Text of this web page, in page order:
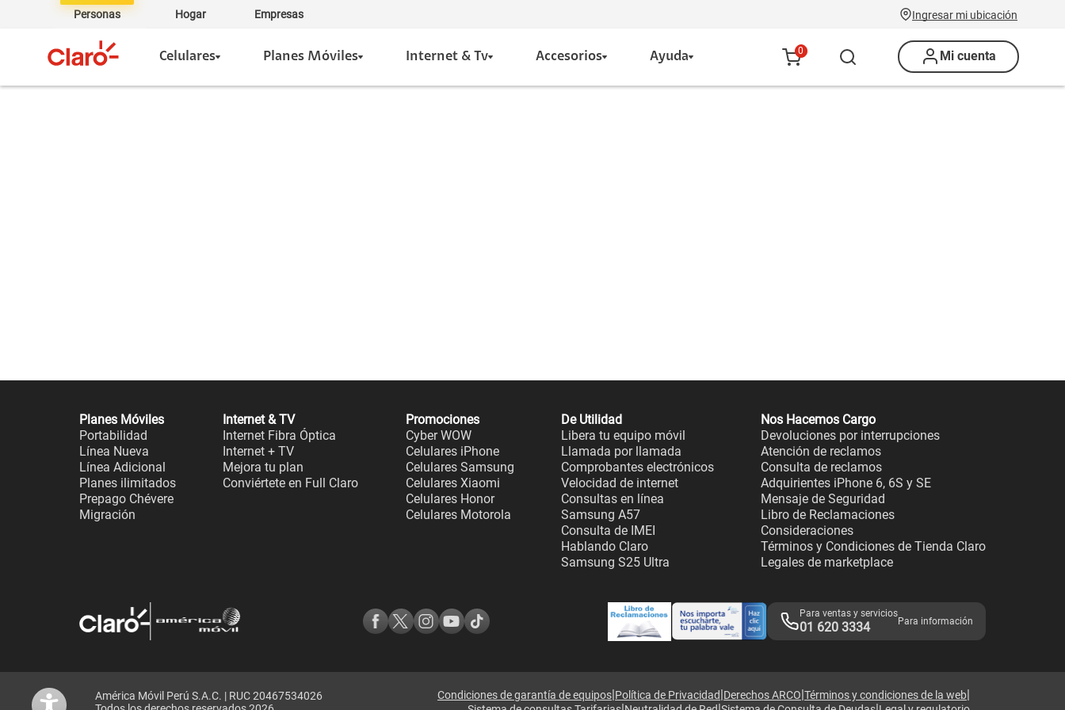
Personas Hogar Empresas Ingresar mi ubicación
Celulares Planes Móviles Internet & Tv Accesorios Ayuda 0 Mi cuenta
Planes Móviles
Portabilidad
Línea Nueva
Línea Adicional
Planes ilimitados
Prepago Chévere
Migración
Internet & TV
Internet Fibra Óptica
Internet + TV
Mejora tu plan
Conviértete en Full Claro
Promociones
Cyber WOW
Celulares iPhone
Celulares Samsung
Celulares Xiaomi
Celulares Honor
Celulares Motorola
De Utilidad
Libera tu equipo móvil
Llamada por llamada
Comprobantes electrónicos
Velocidad de internet
Consultas en línea
Samsung A57
Consulta de IMEI
Hablando Claro
Samsung S25 Ultra
Nos Hacemos Cargo
Devoluciones por interrupciones
Atención de reclamos
Consulta de reclamos
Adquirientes iPhone 6, 6S y SE
Mensaje de Seguridad
Libro de Reclamaciones
Consideraciones
Términos y Condiciones de Tienda Claro
Legales de marketplace
Para ventas y servicios
01 620 3334 Para información
América Móvil Perú S.A.C. | RUC 20467534026
Condiciones de garantía de equipos|Política de Privacidad|Derechos ARCO|Términos y condiciones de la web|